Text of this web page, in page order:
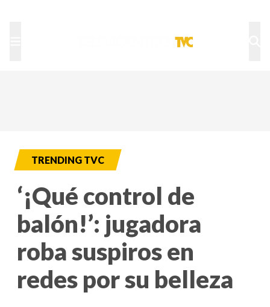
TRENDING TVC
‘¡Qué control de
balón!’: jugadora
roba suspiros en
redes por su belleza